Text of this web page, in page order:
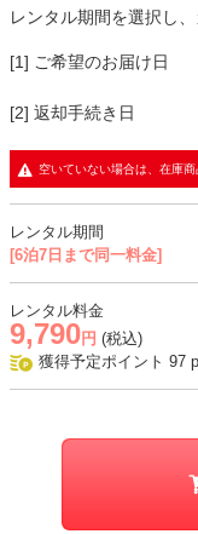
小物はセットのボレロ
華やかさをプラスした
生地
・大判のフラワーレー
・胸元はチュールと同
・ボレロは透け感のあ
結婚式、二次会、謝恩
レンタル期間を選択し
[1] ご希望のお届け日
[2] 返却手続き日
空いていない場合は、在庫
レンタル期間
[6泊7日まで同一料金]
レンタル料金
9,790 円 (税込)
獲得予定ポイント 97